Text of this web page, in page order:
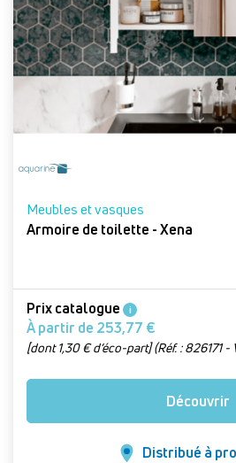
Meubles et vasques
Armoire de toilette - Xena
Prix catalogue i
À partir de 253,77 €
[dont 1,30 € d’éco-part] (Réf. : 826171
Découvrir
Distribué à